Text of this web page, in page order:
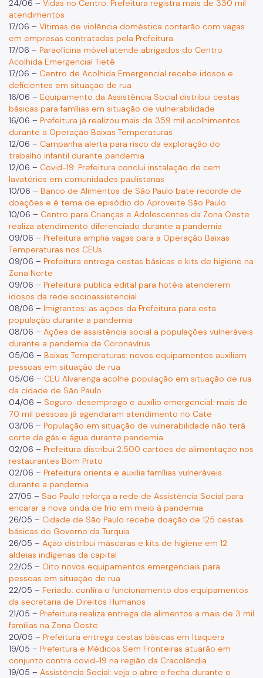
24/06 – Vidas no Centro: Prefeitura registra mais de 330 mil
atendimentos
17/06 – Vítimas de violência doméstica contarão com vagas
em empresas contratadas pela Prefeitura
17/06 – Paraoficina móvel atende abrigados do Centro
Acolhida Emergencial Tietê
17/06 – Centro de Acolhida Emergencial recebe idosos e
deficientes em situação de rua
16/06 – Equipamento da Assistência Social distribui cestas
básicas para famílias em situação de vulnerabilidade
16/06 – Prefeitura já realizou mais de 359 mil acolhimentos
durante a Operação Baixas Temperaturas
12/06 – Campanha alerta para risco da exploração do
trabalho infantil durante pandemia
12/06 – Covid-19: Prefeitura conclui instalação de cem
lavatórios em comunidades paulistanas
10/06 – Banco de Alimentos de São Paulo bate recorde de
doações e é tema de episódio do Aproveite São Paulo
10/06 – Centro para Crianças e Adolescentes da Zona Oeste
realiza atendimento diferenciado durante a pandemia
09/06 – Prefeitura amplia vagas para a Operação Baixas
Temperaturas nos CEUs
09/06 – Prefeitura entrega cestas básicas e kits de higiene na
Zona Norte
09/06 – Prefeitura publica edital para hotéis atenderem
idosos da rede socioassistencial
08/06 – Imigrantes: as ações da Prefeitura para esta
população durante a pandemia
08/06 – Ações de assistência social a populações vulneráveis
durante a pandemia de Coronavírus
05/06 – Baixas Temperaturas: novos equipamentos auxiliam
pessoas em situação de rua
05/06 – CEU Alvarenga acolhe população em situação de rua
da cidade de São Paulo
04/06 – Seguro-desemprego e auxílio emergencial: mais de
70 mil pessoas já agendaram atendimento no Cate
03/06 – População em situação de vulnerabilidade não terá
corte de gás e água durante pandemia
02/06 – Prefeitura distribui 2.500 cartões de alimentação nos
restaurantes Bom Prato
02/06 – Prefeitura orienta e auxilia famílias vulneráveis
durante a pandemia
27/05 – São Paulo reforça a rede de Assistência Social para
encarar a nova onda de frio em meio à pandemia
26/05 – Cidade de São Paulo recebe doação de 125 cestas
básicas do Governo da Turquia
26/05 – Ação distribui máscaras e kits de higiene em 12
aldeias indígenas da capital
22/05 – Oito novos equipamentos emergenciais para
pessoas em situação de rua
22/05 – Feriado: confira o funcionamento dos equipamentos
da secretaria de Direitos Humanos
21/05 – Prefeitura realiza entrega de alimentos a mais de 3 mil
famílias na Zona Oeste
20/05 – Prefeitura entrega cestas básicas em Itaquera
19/05 – Prefeitura e Médicos Sem Fronteiras atuarão em
conjunto contra covid-19 na região da Cracolândia
19/05 – Assistência Social: veja o abre e fecha durante o